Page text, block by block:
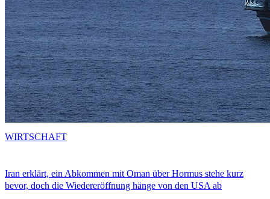
Iran erklärt, ein Abkommen mit Oman über Hormus stehe kurz
bevor, doch die Wiedereröffnung hänge von den USA ab
WIRTSCHAFT